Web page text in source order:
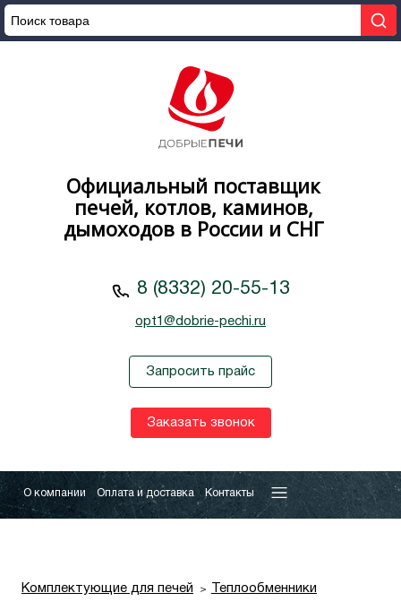
Официальный поставщик
печей, котлов, каминов,
дымоходов в России и СНГ
8 (8332) 20-55-13
opt1@dobrie-pechi.ru
Запросить прайс
Заказать звонок
О компании Оплата и доставка Контакты
Комплектующие для печей Теплообменники